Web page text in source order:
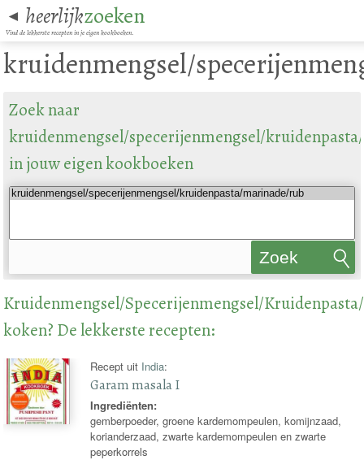
◄ heerlijkzoeken
Vind de lekkerste recepten in je eigen kookboeken.
kruidenmengsel/
Zoek naar
kruidenmengsel/specerijenmengsel/
in jouw eigen kookboeken
Zoek
recepten
Kruidenmengsel/Specerijenmengsel/
koken? De lekkerste recepten:
Recept uit India:
Garam masala I
Ingrediënten:
gemberpoeder, groene kardemompeulen, komijnzaad,
korianderzaad, zwarte kardemompeulen en zwarte
peperkorrels